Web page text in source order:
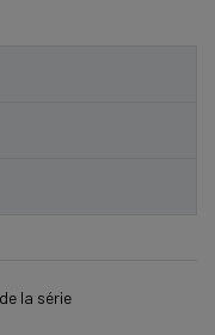
la série